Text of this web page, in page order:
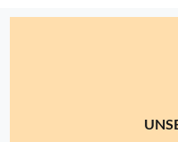
10
Die Aussen-Plätze sind